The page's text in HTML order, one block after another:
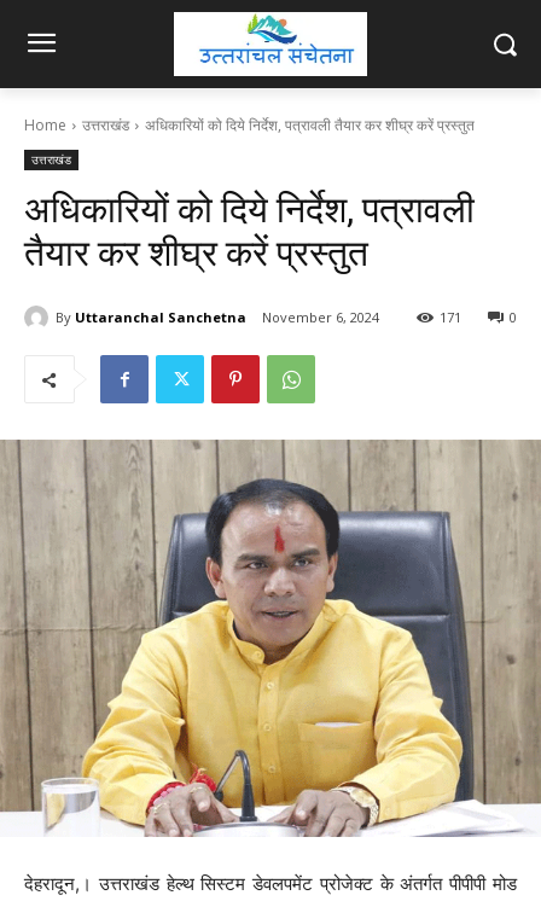
Home उत्तराखंड अधिकारियों को दिये निर्देश, पत्रावली तैयार कर शीघ्र करें प्रस्तुत
उत्तराखंड
अधिकारियों को दिये निर्देश, पत्रावली
तैयार कर शीघ्र करें प्रस्तुत
By Uttaranchal Sanchetna November 6, 2024 0
171
देहरादून,। उत्तराखंड हेल्थ सिस्टम डेवलपमेंट प्रोजेक्ट के अंतर्गत पीपीपी मोड